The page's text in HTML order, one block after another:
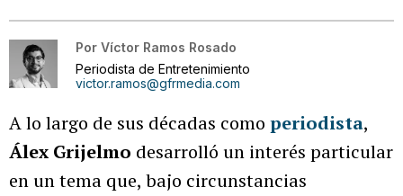
Por Víctor Ramos Rosado
Periodista de Entretenimiento
victor.ramos@gfrmedia.com
A lo largo de sus décadas como periodista,
Álex Grijelmo desarrolló un interés particular
en un tema que, bajo circunstancias